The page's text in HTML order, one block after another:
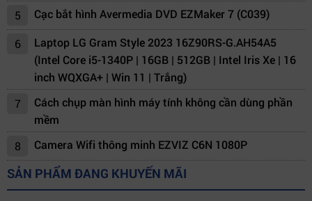
5
Cạc bắt hình Avermedia DVD EZMaker 7 (C039)
6
Laptop LG Gram Style 2023 16Z90RS-G.AH54A5
(Intel Core i5-1340P | 16GB | 512GB | Intel Iris Xe | 16
inch WQXGA+ | Win 11 | Trắng)
7
Cách chụp màn hình máy tính không cần dùng phần
mềm
8
Camera Wifi thông minh EZVIZ C6N 1080P
SẢN PHẨM ĐANG KHUYẾN MÃI